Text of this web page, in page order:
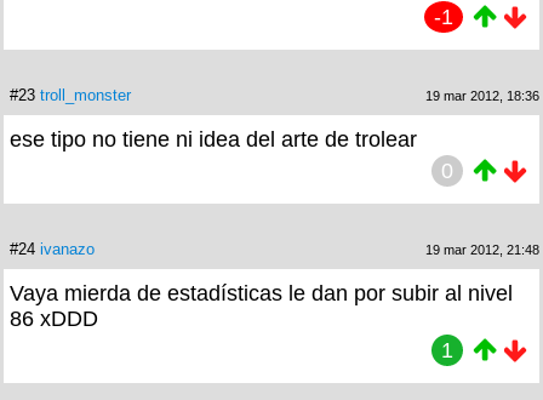
-1
#23 troll_monster 19 mar 2012, 18:36
ese tipo no tiene ni idea del arte de trolear
0
#24 ivanazo 19 mar 2012, 21:48
Vaya mierda de estadísticas le dan por subir al nivel
86 xDDD
1